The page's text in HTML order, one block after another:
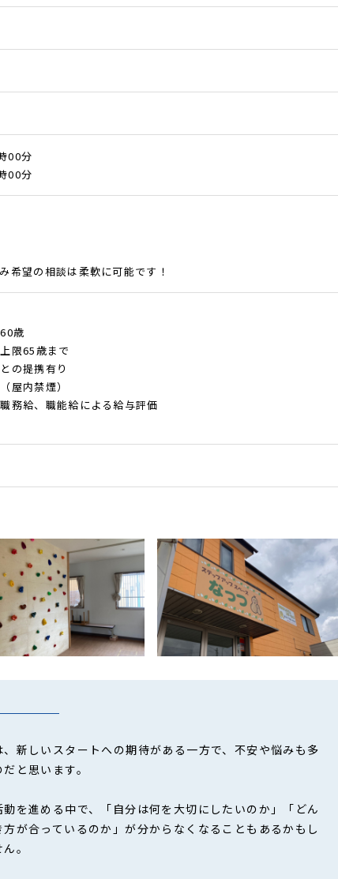
00分
00分
希望の相談は柔軟に可能です！
歳
限65歳まで
の提携有り
屋内禁煙）
務給、職能給による給与評価
、新しいスタートへの期待がある一方で、不安や悩みも多
と思います。
動を進める中で、「自分は何を大切にしたいのか」「どん
方が合っているのか」が分からなくなることもあるかもし
。